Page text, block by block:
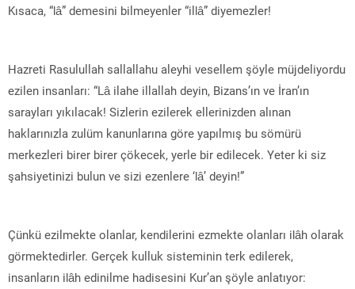
Kısaca, “lâ” demesini bilmeyenler “illâ” diyemezler!
Hazreti Rasulullah sallallahu aleyhi vesellem şöyle müjdeliyordu
ezilen insanları: “Lâ ilahe illallah deyin, Bizans’ın ve İran’ın
sarayları yıkılacak! Sizlerin ezilerek ellerinizden alınan
haklarınızla zulüm kanunlarına göre yapılmış bu sömürü
merkezleri birer birer çökecek, yerle bir edilecek. Yeter ki siz
şahsiyetinizi bulun ve sizi ezenlere ‘lâ’ deyin!”
Çünkü ezilmekte olanlar, kendilerini ezmekte olanları ilâh olarak
görmektedirler. Gerçek kulluk sisteminin terk edilerek,
insanların ilâh edinilme hadisesini Kur’an şöyle anlatıyor: